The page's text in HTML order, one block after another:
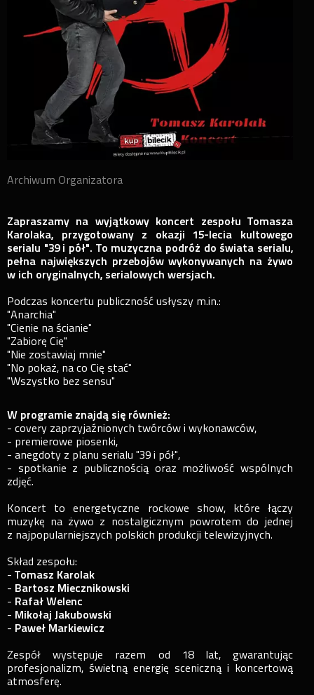
Archiwum Organizatora
Zapraszamy na wyjątkowy koncert zespołu Tomasza
Karolaka, przygotowany z okazji 15-lecia kultowego
serialu "39 i pół". To muzyczna podróż do świata serialu,
pełna największych przebojów wykonywanych na żywo
w ich oryginalnych, serialowych wersjach.
Podczas koncertu publiczność usłyszy m.in.:
"Anarchia"
"Cienie na ścianie"
"Zabiorę Cię"
"Nie zostawiaj mnie"
"No pokaż, na co Cię stać"
"Wszystko bez sensu"
W programie znajdą się również:
- covery zaprzyjaźnionych twórców i wykonawców,
- premierowe piosenki,
- anegdoty z planu serialu "39 i pół",
- spotkanie z publicznością oraz możliwość wspólnych
zdjęć.
Koncert to energetyczne rockowe show, które łączy
muzykę na żywo z nostalgicznym powrotem do jednej
z najpopularniejszych polskich produkcji telewizyjnych.
Skład zespołu:
- Tomasz Karolak
- Bartosz Miecznikowski
- Rafał Welenc
- Mikołaj Jakubowski
- Paweł Markiewicz
Zespół występuje razem od 18 lat, gwarantując
profesjonalizm, świetną energię sceniczną i koncertową
atmosferę.